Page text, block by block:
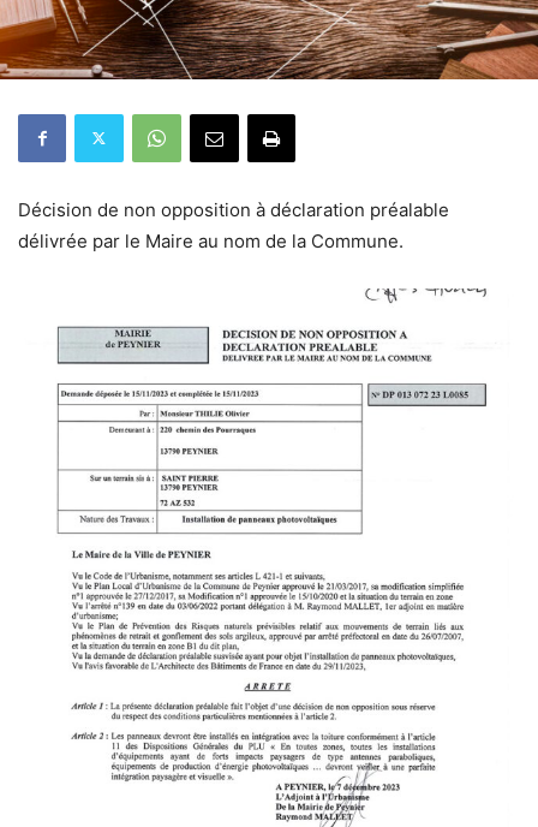
Décision de non opposition à déclaration préalable
délivrée par le Maire au nom de la Commune.